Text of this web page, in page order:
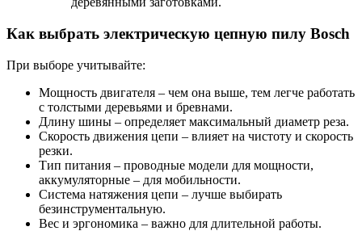
Как выбрать электрическую цепную пилу Bosch
При выборе учитывайте:
Мощность двигателя – чем она выше, тем легче работать
с толстыми деревьями и бревнами.
Длину шины – определяет максимальный диаметр реза.
Скорость движения цепи – влияет на чистоту и скорость
резки.
Тип питания – проводные модели для мощности,
аккумуляторные – для мобильности.
Система натяжения цепи – лучше выбирать
безинструментальную.
Вес и эргономика – важно для длительной работы.